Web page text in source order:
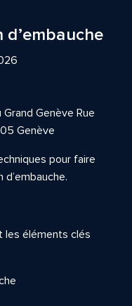
Genève Rue
Genève
pour faire
les éléments clés